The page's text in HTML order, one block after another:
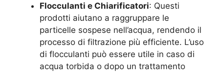
Flocculanti e Chiarificatori: Questi
prodotti aiutano a raggruppare le
particelle sospese nell’acqua, rendendo il
processo di filtrazione più efficiente. L’uso
di flocculanti può essere utile in caso di
acqua torbida o dopo un trattamento